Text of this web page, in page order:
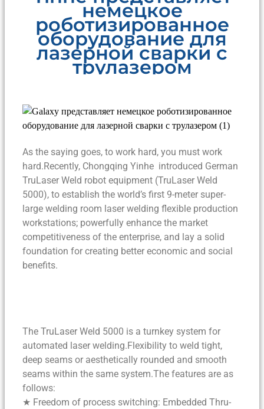
немецкое
роботизированное
оборудование для
лазерной сварки с
трулазером
As the saying goes, to work hard, you must work
hard.Recently, Chongqing Yinhe introduced German
TruLaser Weld robot equipment (TruLaser Weld
5000), to establish the world’s first 9-meter super-
large welding room laser welding flexible production
workstations; powerfully enhance the market
competitiveness of the enterprise, and lay a solid
foundation for creating better economic and social
benefits.
The TruLaser Weld 5000 is a turnkey system for
automated laser welding.Flexibility to weld tight,
deep seams or aesthetically rounded and smooth
seams within the same system.The features are as
follows:
★ Freedom of process switching: Embedded Thru-